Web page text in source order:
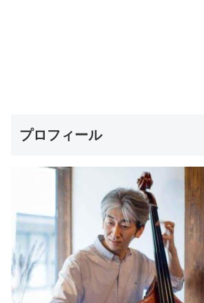
プロフィール